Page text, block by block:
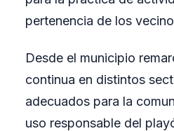
pertenencia de los
Desde el municipio
continua en distintos
adecuados para la
uso responsable del